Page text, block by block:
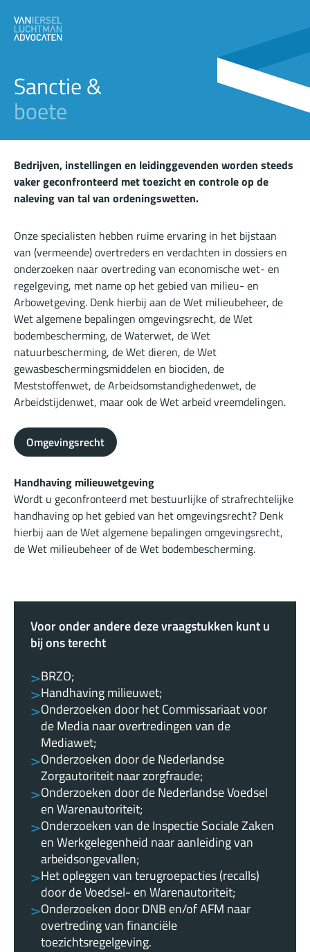
Sanctie &
boete
Bedrijven, instellingen en leidinggevenden worden steeds
vaker geconfronteerd met toezicht en controle op de
naleving van tal van ordeningswetten.
Onze specialisten hebben ruime ervaring in het bijstaan
van (vermeende) overtreders en verdachten in dossiers en
onderzoeken naar overtreding van economische wet- en
regelgeving, met name op het gebied van milieu- en
Arbowetgeving. Denk hierbij aan de Wet milieubeheer, de
Wet algemene bepalingen omgevingsrecht, de Wet
bodembescherming, de Waterwet, de Wet
natuurbescherming, de Wet dieren, de Wet
gewasbeschermingsmiddelen en biociden, de
Meststoffenwet, de Arbeidsomstandighedenwet, de
Arbeidstijdenwet, maar ook de Wet arbeid vreemdelingen.
Omgevingsrecht
Handhaving milieuwetgeving
Wordt u geconfronteerd met bestuurlijke of strafrechtelijke
handhaving op het gebied van het omgevingsrecht? Denk
hierbij aan de Wet algemene bepalingen omgevingsrecht,
de Wet milieubeheer of de Wet bodembescherming.
Voor onder andere deze vraagstukken kunt u
bij ons terecht
BRZO;
Handhaving milieuwet;
Onderzoeken door het Commissariaat voor
de Media naar overtredingen van de
Mediawet;
Onderzoeken door de Nederlandse
Zorgautoriteit naar zorgfraude;
Onderzoeken door de Nederlandse Voedsel
en Warenautoriteit;
Onderzoeken van de Inspectie Sociale Zaken
en Werkgelegenheid naar aanleiding van
arbeidsongevallen;
Het opleggen van terugroepacties (recalls)
door de Voedsel- en Warenautoriteit;
Onderzoeken door DNB en/of AFM naar
overtreding van financiële
toezichtsregelgeving.